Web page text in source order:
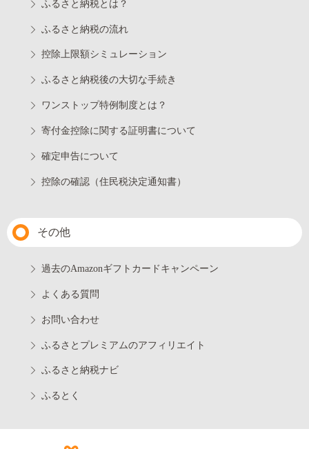
ふるさと納税とは？
ふるさと納税の流れ
控除上限額シミュレーション
ふるさと納税後の大切な手続き
ワンストップ特例制度とは？
寄付金控除に関する証明書について
確定申告について
控除の確認（住民税決定通知書）
その他
過去のAmazonギフトカードキャンペーン
よくある質問
お問い合わせ
ふるさとプレミアムのアフィリエイト
ふるさと納税ナビ
ふるとく